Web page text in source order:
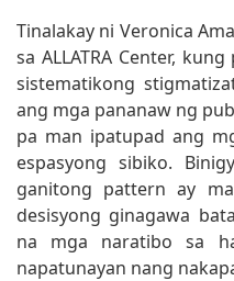
Tinalakay ni Veronica
sa ALLATRA Center,
sistematikong
ang mga pananaw ng
pa man ipatupad ang
espasyong sibiko.
ganitong pattern ay
desisyong ginagawa
na mga naratibo sa
napatunayan nang